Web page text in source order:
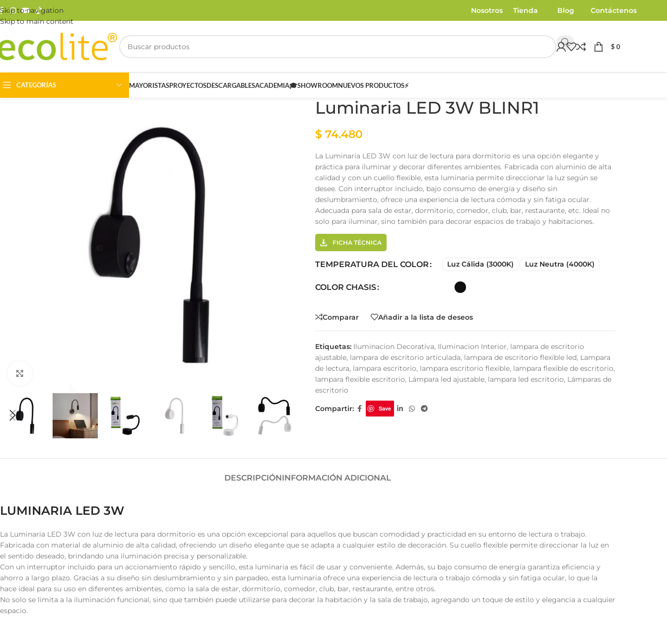
Skip to navigation
Skip to main content
Nosotros Tienda Blog Contáctenos
$ 0
CATEGORÍAS
Track Light SMART Controladores Inteligentes SMART
Luminarias Sistema Smart Cinta Multicolor
MAYORISTASPROYECTOSDESCARGABLESACADEMIA🎓SHOWROOMNUEVOS PRODUCTOS⚡
Luminaria LED 3W BLINR1
$ 74.480
La Luminaria LED 3W con luz de lectura para dormitorio es una opción elegante y
práctica para iluminar y decorar diferentes ambientes. Fabricada con aluminio de alta
calidad y con un cuello flexible, esta luminaria permite direccionar la luz según se
desee. Con interruptor incluido, bajo consumo de energía y diseño sin
deslumbramiento, ofrece una experiencia de lectura cómoda y sin fatiga ocular.
Adecuada para sala de estar, dormitorio, comedor, club, bar, restaurante, etc. Ideal no
solo para iluminar, sino también para decorar espacios de trabajo y habitaciones.
FICHA TÉCNICA
TEMPERATURA DEL COLOR Luz Cálida (3000K) Luz Neutra (4000K)
COLOR CHASIS
Comparar Añadir a la lista de deseos
Etiquetas: Iluminacion Decorativa, Iluminacion Interior, lampara de escritorio
ajustable, lampara de escritorio articulada, lampara de escritorio flexible led, Lampara
de lectura, lampara escritorio, lampara escritorio flexible, lampara flexible de escritorio,
lampara flexible escritorio, Lámpara led ajustable, lampara led escritorio, Lámparas de
escritorio
Compartir: Save
DESCRIPCIÓNINFORMACIÓN ADICIONAL
LUMINARIA LED 3W
La Luminaria LED 3W con luz de lectura para dormitorio es una opción excepcional para aquellos que buscan comodidad y practicidad en su entorno de lectura o trabajo.
Fabricada con material de aluminio de alta calidad, ofreciendo un diseño elegante que se adapta a cualquier estilo de decoración. Su cuello flexible permite direccionar la luz en
el sentido deseado, brindando una iluminación precisa y personalizable.
Con un interruptor incluido para un accionamiento rápido y sencillo, esta luminaria es fácil de usar y conveniente. Además, su bajo consumo de energía garantiza eficiencia y
ahorro a largo plazo. Gracias a su diseño sin deslumbramiento y sin parpadeo, esta luminaria ofrece una experiencia de lectura o trabajo cómoda y sin fatiga ocular, lo que la
hace ideal para su uso en diferentes ambientes, como la sala de estar, dormitorio, comedor, club, bar, restaurante, entre otros.
No solo se limita a la iluminación funcional, sino que también puede utilizarse para decorar la habitación y la sala de trabajo, agregando un toque de estilo y elegancia a cualquier
espacio.